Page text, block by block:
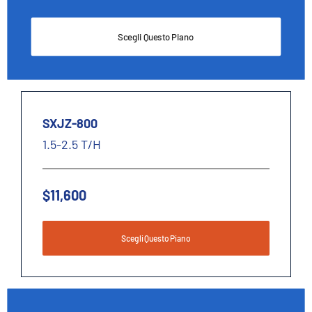
Scegli Questo Piano
SXJZ-800
1.5-2.5 T/H
$11,600
Scegli Questo Piano